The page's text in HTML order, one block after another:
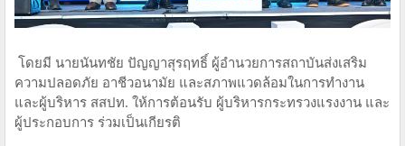
โดยมี นายนันทชัย ปัญญาสุรฤทธิ์ ผู้อำนวยการสถาบันส่งเสริม
ความปลอดภัย อาชีวอนามัย และสภาพแวดล้อมในการทำงาน
และผู้บริหาร สสปท. ให้การต้อนรับ ผู้บริหารกระทรวงแรงงาน และ
ผู้ประกอบการ ร่วมเป็นเกียรติ